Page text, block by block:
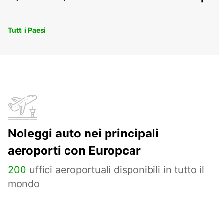
Tutti i Paesi
Noleggi auto nei principali
aeroporti con Europcar
200 uffici aeroportuali disponibili in tutto il
mondo